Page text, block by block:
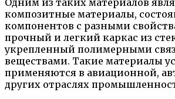
Одним из таких материалов
композитные материалы,
компонентов с разными
прочный и легкий каркас из
укрепленный полимерными
веществами. Такие материалы
применяются в авиационной,
других отраслях